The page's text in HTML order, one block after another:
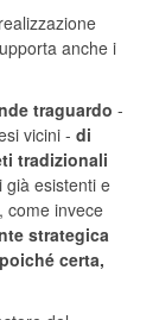
anche i
traguardo -
vicini - di
tradizionali
già esistenti e
, come invece
strategica
certa,